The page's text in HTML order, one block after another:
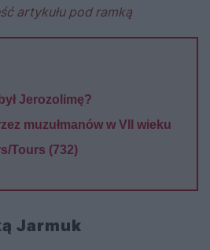
artykułu pod ramką
Jerozolimę?
muzułmanów w VII wieku
Tours (732)
Jarmuk